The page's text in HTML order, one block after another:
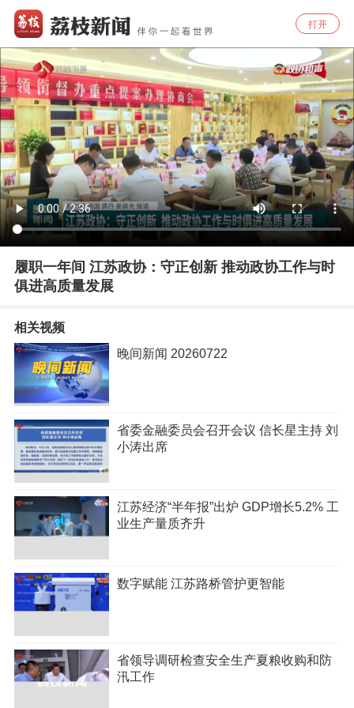
打开
履职一年间 江苏政协：守正创新 推动政协工作与时
俱进高质量发展
相关视频
晚间新闻 20260722
省委金融委员会召开会议 信长星主持 刘
小涛出席
江苏经济“半年报”出炉 GDP增长5.2% 工
业生产量质齐升
数字赋能 江苏路桥管护更智能
省领导调研检查安全生产夏粮收购和防
汛工作